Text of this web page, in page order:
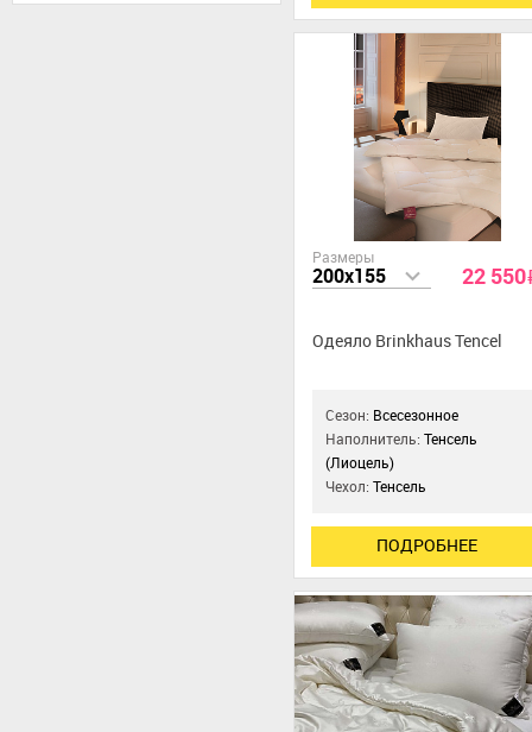
Размеры
200x155 22 550
Одеяло Brinkhaus Tencel
Сезон: Всесезонное
Наполнитель:Тенсель
(Лиоцель)
Чехол:Тенсель
ПОДРОБНЕЕ